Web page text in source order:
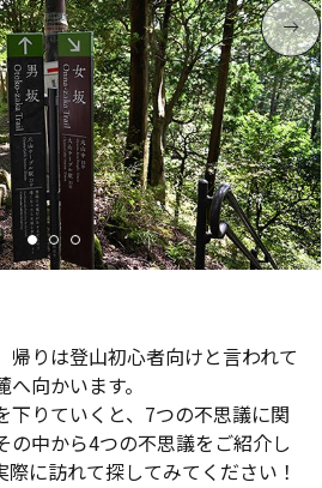
帰りは登山初心者向けと言われて
向かいます。
下りていくと、7つの不思議に関
の中から4つの不思議をご紹介し
に訪れて探してみてください！